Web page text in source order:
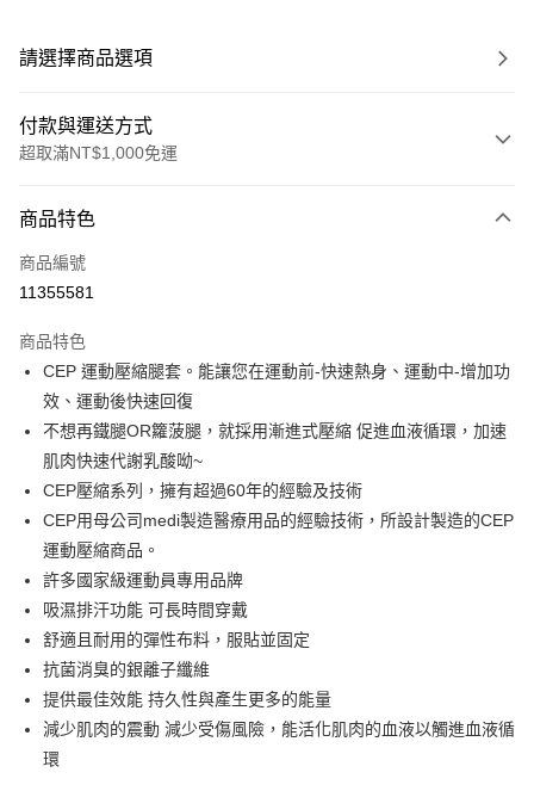
請選擇商品選項
付款與運送方式
超取滿NT$1,000免運
信用卡一次付款
超商取貨付款
運送方式
全家取貨付款
每筆NT$60，滿NT$1,000(含以上)免運費
7-11取貨付款
每筆NT$60，滿NT$1,000(含以上)免運費
宅配
每筆NT$80，滿NT$1,000(含以上)免運費
商品特色
商品編號
11355581
商品特色
CEP 運動壓縮腿套。能讓您在運動前-快速熱身、運動中-增加功
效、運動後快速回復
不想再鐵腿OR籮菠腿，就採用漸進式壓縮 促進血液循環，加速
肌肉快速代謝乳酸呦~
CEP壓縮系列，擁有超過60年的經驗及技術
CEP用母公司medi製造醫療用品的經驗技術，所設計製造的CEP
運動壓縮商品。
許多國家級運動員專用品牌
吸濕排汗功能 可長時間穿戴
舒適且耐用的彈性布料，服貼並固定
抗菌消臭的銀離子纖維
提供最佳效能 持久性與產生更多的能量
減少肌肉的震動 減少受傷風險，能活化肌肉的血液以觸進血液循
環